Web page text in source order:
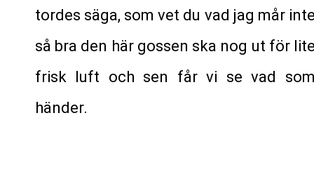
tordes säga, som vet du vad jag mår
så bra den här gossen ska nog ut för
frisk luft och sen får vi se vad
händer.